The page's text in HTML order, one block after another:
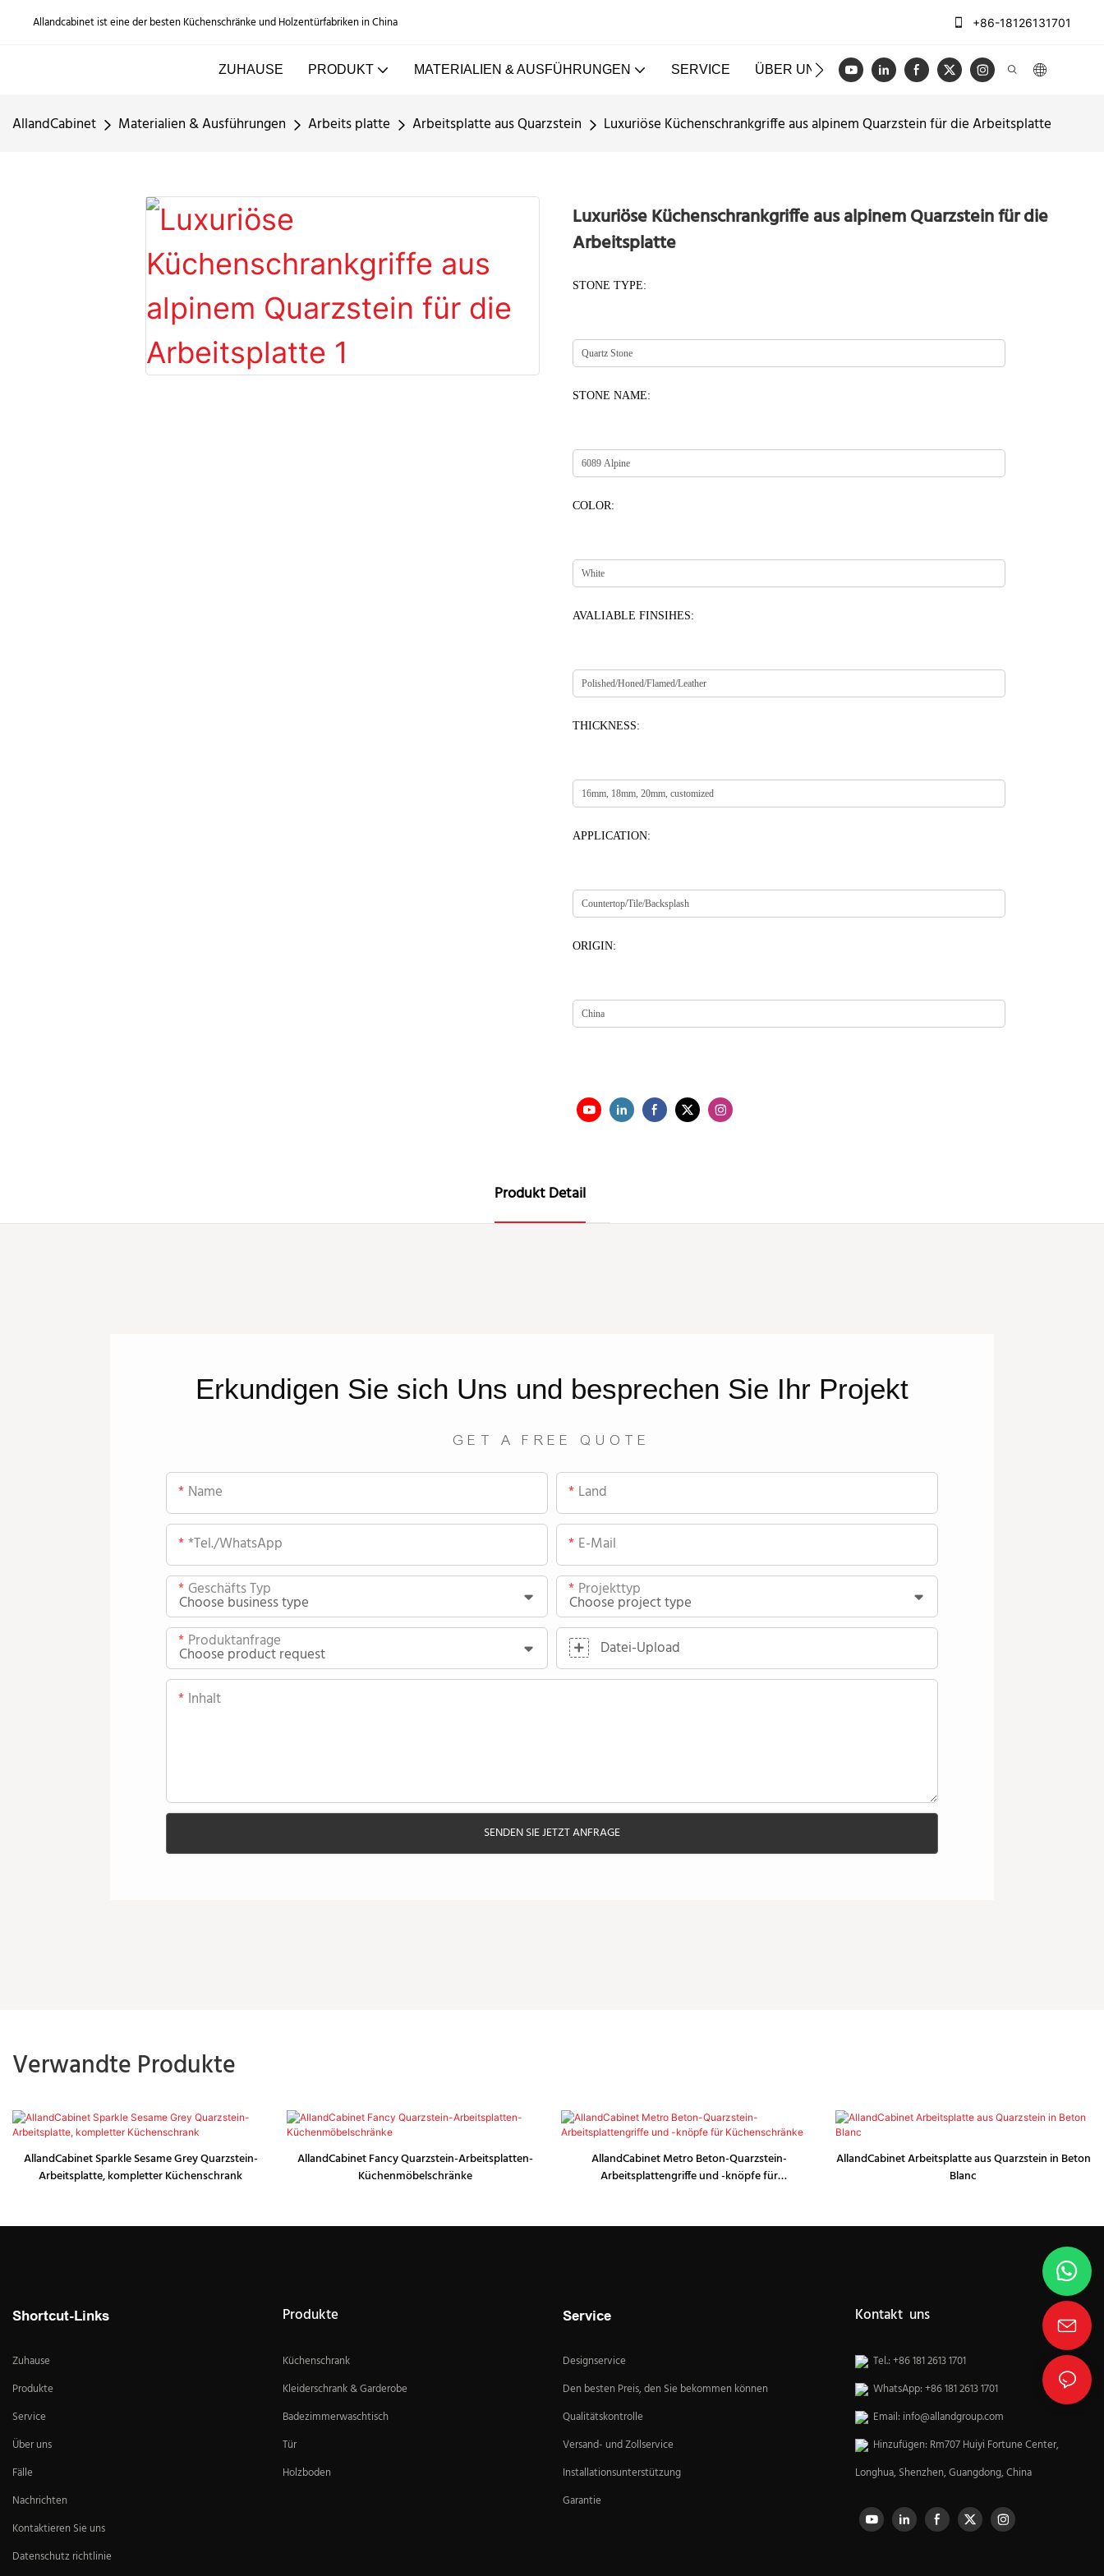
Allandcabinet ist eine der besten Küchenschränke und Holzentürfabriken in China +86-18126131701
ZUHAUSE PRODUKT MATERIALIEN & AUSFÜHRUNGEN SERVICE ÜBER UNS FÄLLE BLOGGEN VIDEO
AllandCabinet Materialien & Ausführungen Arbeits platte Arbeitsplatte aus Quarzstein Luxuriöse Küchenschrankgriffe aus alpinem Quarzstein für die Arbeitsplatte
Luxuriöse Küchenschrankgriffe aus alpinem Quarzstein für die
Arbeitsplatte
STONE TYPE:
STONE NAME:
COLOR:
AVALIABLE FINSIHES:
THICKNESS:
APPLICATION:
ORIGIN:
Produkt Detail
Erkundigen Sie sich Uns und besprechen Sie Ihr Projekt
GET A FREE QUOTE
Name Land
*Tel./WhatsApp E-Mail
Geschäfts Typ Projekttyp
Produktanfrage Datei-Upload
Inhalt
SENDEN SIE JETZT ANFRAGE
Verwandte Produkte
AllandCabinet Sparkle Sesame Grey Quarzstein-
Arbeitsplatte, kompletter Küchenschrank
AllandCabinet Fancy Quarzstein-Arbeitsplatten-
Küchenmöbelschränke
AllandCabinet Metro Beton-Quarzstein-
Arbeitsplattengriffe und -knöpfe für
AllandCabinet Arbeitsplatte aus Quarzstein in Beton
Blanc
Shortcut-Links
Zuhause
Produkte
Service
Über uns
Fälle
Nachrichten
Kontaktieren Sie uns
Datenschutz richtlinie
Produkte
Küchenschrank
Kleiderschrank & Garderobe
Badezimmerwaschtisch
Tür
Holzboden
Service
Designservice
Den besten Preis, den Sie bekommen können
Qualitätskontrolle
Versand- und Zollservice
Installationsunterstützung
Garantie
Kontakt uns
Tel.: +86 181 2613 1701
WhatsApp: +86 181 2613 1701
Email: info@allandgroup.com
Hinzufügen: Rm707 Huiyi Fortune Center,
Longhua, Shenzhen, Guangdong, China